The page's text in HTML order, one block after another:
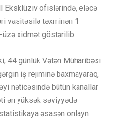
Eksklüziv ofislərində, eləcə
vasitəsilə təxminən 1
xidmət göstərilib.
44 günlük Vətən Müharibəsi
iş rejiminə baxmayaraq,
nəticəsində bütün kanallar
ən yüksək səviyyədə
əsasən onlayn